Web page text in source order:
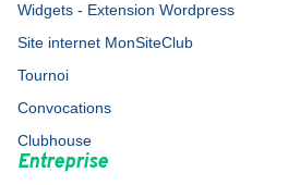
Widgets - Extension Wordpress
Site internet MonSiteClub
Tournoi
Convocations
Clubhouse
Entreprise